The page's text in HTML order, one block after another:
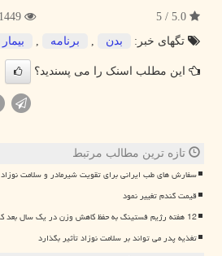
تگهای خبر:
بدن , برنامه , بیمار
این مطلب اسنک را می پسندید؟
تازه ترین مطالب مرتبط
سفارش های طب ایرانی برای تقویت شیرمادر و سلامت نوزاد
قیمت گندم تغییر نمود
12 هفته رژیم فستینگ به حفظ کاهش وزن در یک سال بعد کمک نماید
تغذیه پدر می تواند بر سلامت نوزاد تأثیر بگذارد